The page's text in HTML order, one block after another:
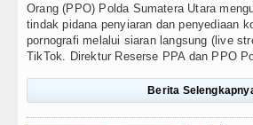
Orang (PPO) Polda Sumatera Utara
tindak pidana penyiaran dan penyediaan
pornografi melalui siaran langsung (live
TikTok. Direktur Reserse PPA dan PPO
Berita